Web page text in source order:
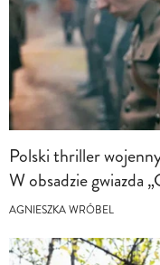
Polski thriller
W obsadzie gwiazda
AGNIESZKA WRÓBEL